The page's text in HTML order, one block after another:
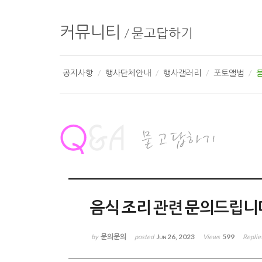
커뮤니티 /묻고답하기
공지사항 행사단체안내 행사갤러리 포토앨범
음식 조리 관련 문의드립니
by 문의문의 posted Jun 26, 2023 Views 599